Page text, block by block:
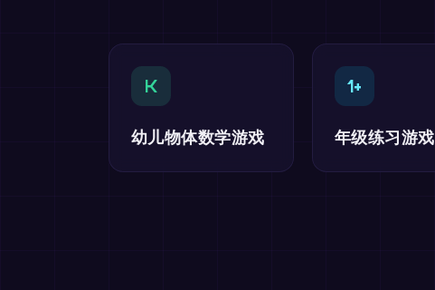
K
幼儿物体数学游戏
1+
年级练习游戏